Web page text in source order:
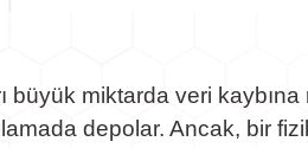
miktarda veri kaybına
depolar. Ancak, bir